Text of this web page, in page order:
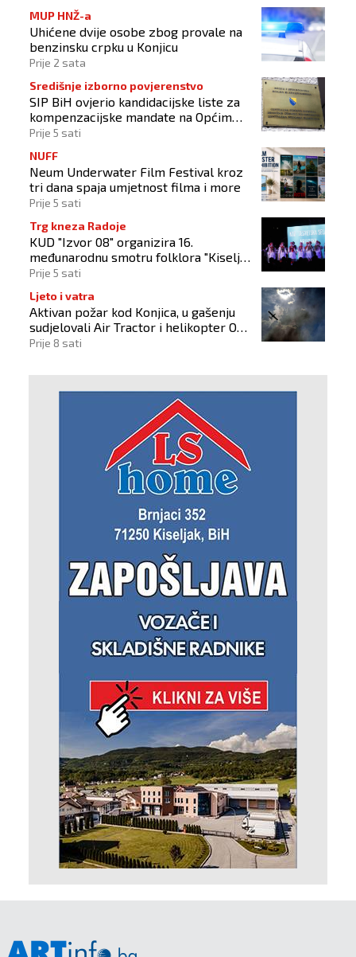
MUP HNŽ-a
Uhićene dvije osobe zbog provale na
benzinsku crpku u Konjicu
Prije 2 sata
Središnje izborno povjerenstvo
SIP BiH ovjerio kandidacijske liste za
kompenzacijske mandate na Općim
izborima 2026
Prije 5 sati
NUFF
Neum Underwater Film Festival kroz
tri dana spaja umjetnost filma i more
Prije 5 sati
Trg kneza Radoje
KUD "Izvor 08" organizira 16.
međunarodnu smotru folklora "Kiseljak
2026"
Prije 5 sati
Ljeto i vatra
Aktivan požar kod Konjica, u gašenju
sudjelovali Air Tractor i helikopter OS-
a BiH
Prije 8 sati